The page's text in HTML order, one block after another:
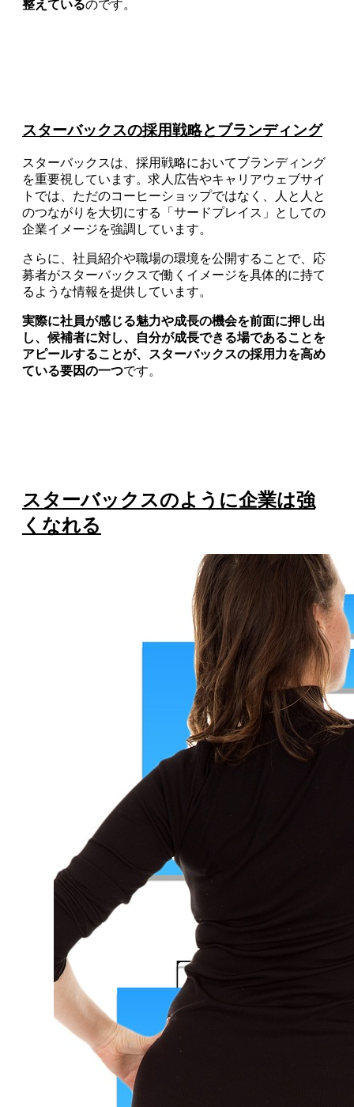
整えているのです。
スターバックスの採用戦略とブランディング
スターバックスは、採用戦略においてブランディング
を重要視しています。求人広告やキャリアウェブサイ
トでは、ただのコーヒーショップではなく、人と人と
のつながりを大切にする「サードプレイス」としての
企業イメージを強調しています。
さらに、社員紹介や職場の環境を公開することで、応
募者がスターバックスで働くイメージを具体的に持て
るような情報を提供しています。
実際に社員が感じる魅力や成長の機会を前面に押し出
し、候補者に対し、自分が成長できる場であることを
アピールすることが、スターバックスの採用力を高め
ている要因の一つです。
スターバックスのように企業は強
くなれる